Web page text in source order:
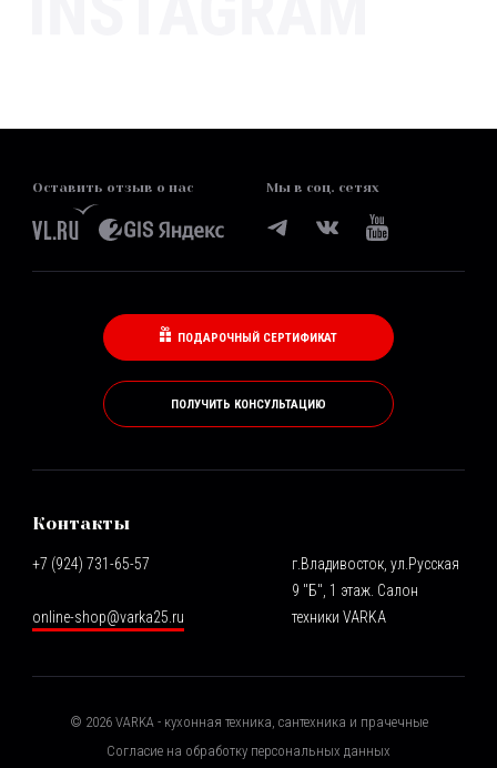
Оставить отзыв о нас Мы в соц. сетях
ПОДАРОЧНЫЙ СЕРТИФИКАТ
ПОЛУЧИТЬ КОНСУЛЬТАЦИЮ
Контакты
+7 (924) 731-65-57
online-shop@varka25.ru
г.Владивосток, ул.Русская
9 "Б", 1 этаж. Салон
техники VARKA
© 2026VARKA - кухонная техника, сантехника и прачечные
Согласие на обработку персональных данных